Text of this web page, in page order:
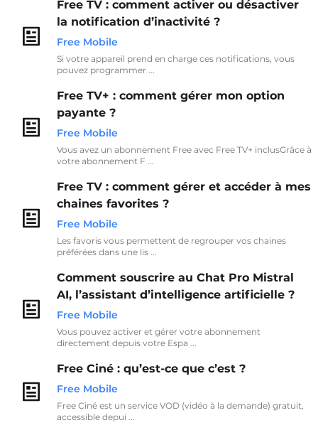
Free TV : comment activer ou désactiver
la notification d’inactivité ?
Free Mobile
Si votre appareil prend en charge ces notifications, vous
pouvez programmer ...
Free TV+ : comment gérer mon option
payante ?
Free Mobile
Vous avez un abonnement Free avec Free TV+ inclusGrâce à
votre abonnement F ...
Free TV : comment gérer et accéder à mes
chaines favorites ?
Free Mobile
Les favoris vous permettent de regrouper vos chaines
préférées dans une lis ...
Comment souscrire au Chat Pro Mistral
AI, l’assistant d’intelligence artificielle ?
Free Mobile
Vous pouvez activer et gérer votre abonnement
directement depuis votre Espa ...
Free Ciné : qu’est-ce que c’est ?
Free Mobile
Free Ciné est un service VOD (vidéo à la demande) gratuit,
accessible depui ...